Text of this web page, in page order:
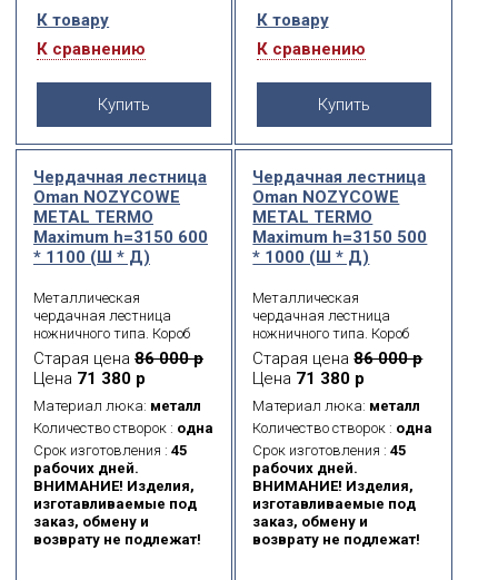
К товару
К сравнению
Купить
К товару
К сравнению
Купить
Чердачная лестница
Oman NOZYCOWE
METAL TERMО
Maximum h=3150 600
* 1100 (Ш * Д)
Металлическая
чердачная лестница
ножничного типа. Короб
металлический.
Термоизоляционная
крышка типа «сэндвич»,
толщиной 26 мм, утеплена
пенопластом, облицована
с двух сторон ДСП белого
цвета.
Старая цена 86 000 р
Цена 71 380 р
Материал люка: металл
Количество створок : одна
Срок изготовления : 45
рабочих дней.
ВНИМАНИЕ! Изделия,
изготавливаемые под
заказ, обмену и
возврату не подлежат!
Чердачная лестница
Oman NOZYCOWE
METAL TERMО
Maximum h=3150 500
* 1000 (Ш * Д)
Металлическая
чердачная лестница
ножничного типа. Короб
металлический.
Термоизоляционная
крышка типа «сэндвич»,
толщиной 26 мм, утеплена
пенопластом, облицована
с двух сторон ДСП белого
цвета.
Старая цена86 000 р
Цена 71 380 р
Материал люка: металл
Количество створок : одна
Срок изготовления :45
рабочих дней.
ВНИМАНИЕ! Изделия,
изготавливаемые под
заказ, обмену и
возврату не подлежат!